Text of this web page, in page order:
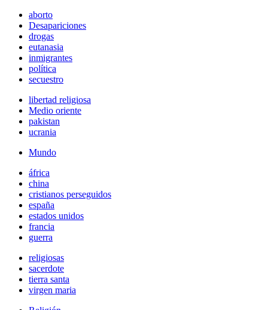
aborto
Desapariciones
drogas
eutanasia
inmigrantes
política
secuestro
libertad religiosa
Medio oriente
pakistan
ucrania
Mundo
áfrica
china
cristianos perseguidos
españa
estados unidos
francia
guerra
religiosas
sacerdote
tierra santa
virgen maria